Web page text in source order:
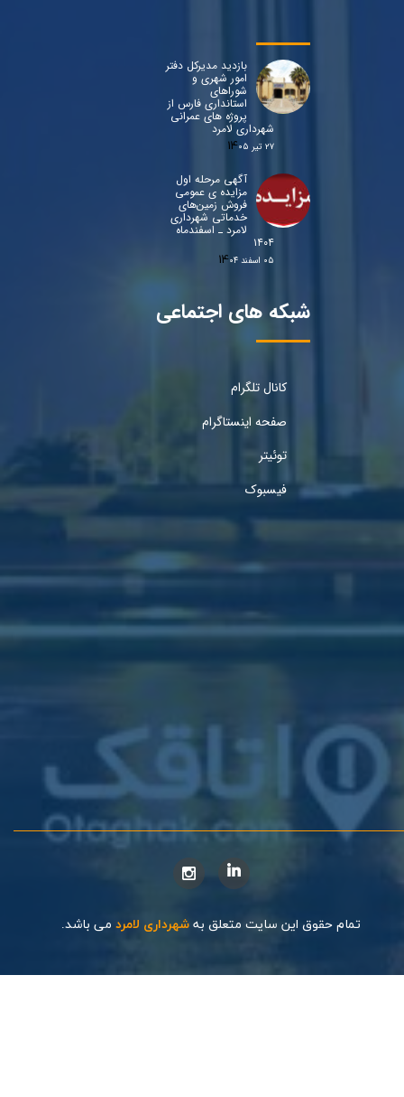
بازدید مدیرکل دفتر
امور شهری و
شوراهای
استانداری فارس از
پروژه های عمرانی
شهرداری لامرد
۲۷ تیر ۰۵
آگهی مرحله اول
مزایده ی عمومی
فروش زمین‌های
خدماتی شهرداری
لامرد ـ اسفندماه
۱۴۰۴
۰۵ اسفند ۰۴
شبکه های اجتماعی
کانال تلگرام
صفحه اینستاگرام
توئیتر
فیسبوک
تمام حقوق این سایت متعلق به شهرداری لامرد می باشد.